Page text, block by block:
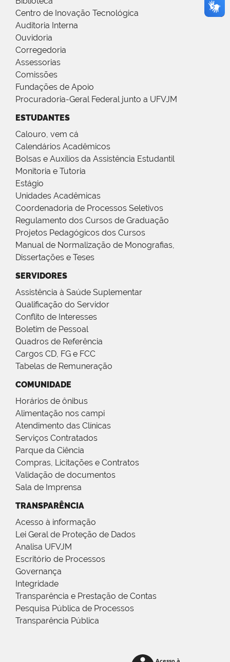
Centro de Inovação Tecnológica
Auditoria Interna
Ouvidoria
Corregedoria
Assessorias
Comissões
Fundações de Apoio
Procuradoria-Geral Federal junto a UFVJM
ESTUDANTES
Calouro, vem cá
Calendários Acadêmicos
Bolsas e Auxílios da Assistência Estudantil
Monitoria e Tutoria
Estágio
Unidades Acadêmicas
Coordenadoria de Processos Seletivos
Regulamento dos Cursos de Graduação
Projetos Pedagógicos dos Cursos
Manual de Normalização de Monografias,
Dissertações e Teses
SERVIDORES
Assistência à Saúde Suplementar
Qualificação do Servidor
Conflito de Interesses
Boletim de Pessoal
Quadros de Referência
Cargos CD, FG e FCC
Tabelas de Remuneração
COMUNIDADE
Horários de ônibus
Alimentação nos campi
Atendimento das Clínicas
Serviços Contratados
Parque da Ciência
Compras, Licitações e Contratos
Validação de documentos
Sala de Imprensa
TRANSPARÊNCIA
Acesso à informação
Lei Geral de Proteção de Dados
Analisa UFVJM
Escritório de Processos
Governança
Integridade
Transparência e Prestação de Contas
Pesquisa Pública de Processos
Transparência Pública